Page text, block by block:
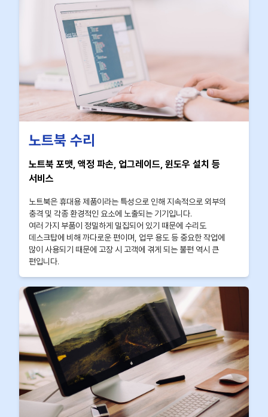
노트북 수리
노트북 포맷, 액정 파손, 업그레이드, 윈도우 설치 등
서비스
노트북은 휴대용 제품이라는 특성으로 인해 지속적으로 외부의
충격 및 각종 환경적인 요소에 노출되는 기기입니다.
여러 가지 부품이 정밀하게 밀집되어 있기 때문에 수리도
데스크탑에 비해 까다로운 편이며, 업무 용도 등 중요한 작업에
많이 사용되기 때문에 고장 시 고객에 겪게 되는 불편 역시 큰
편입니다.